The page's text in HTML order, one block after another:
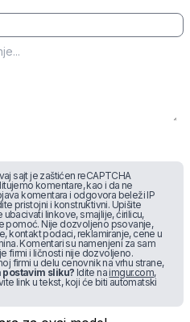
sajt je zaštićen reCAPTCHA
komentare, kao i da ne
komentara i odgovora beleži IP
pristojni i konstruktivni. Upišite
linkove, smajlije, ćirilicu,
pomoć. Nije dozvoljeno psovanje,
kontakt podaci, reklamiranje, cene u
Komentari su namenjeni za sam
firmi i ličnosti nije dozvoljeno.
firmi u delu cenovnik na vrhu strane,
postavim sliku? Idite na imgur.com,
link u tekst, koji će biti automatski